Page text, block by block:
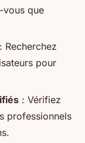
vous que
: Recherchez
pour
: Vérifiez
professionnels